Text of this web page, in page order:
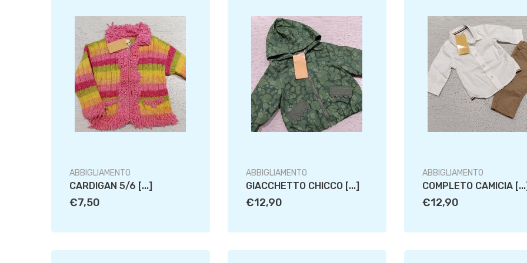
ABBIGLIAMENTO
CARDIGAN 5/6 [...]
€7,50
ABBIGLIAMENTO
GIACCHETTO CHICCO [...]
€12,90
ABBIGLIAMENTO
COMPLETO CAMICIA
€12,90